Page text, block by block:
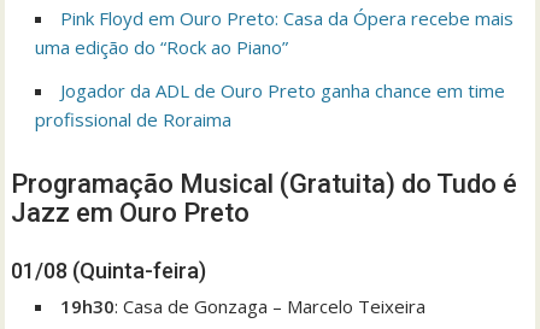
Pink Floyd em Ouro Preto: Casa da Ópera recebe mais
uma edição do “Rock ao Piano”
Jogador da ADL de Ouro Preto ganha chance em time
profissional de Roraima
Programação Musical (Gratuita) do Tudo é
Jazz em Ouro Preto
01/08 (Quinta-feira)
19h30: Casa de Gonzaga – Marcelo Teixeira